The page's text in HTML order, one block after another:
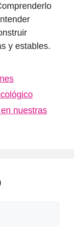
y estables.
nuestras